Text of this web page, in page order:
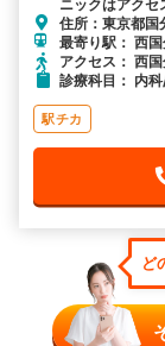
ニックはアクセ
住所：東京都
最寄り駅： 西
アクセス： 西
診療科目： 内
駅チカ
ど